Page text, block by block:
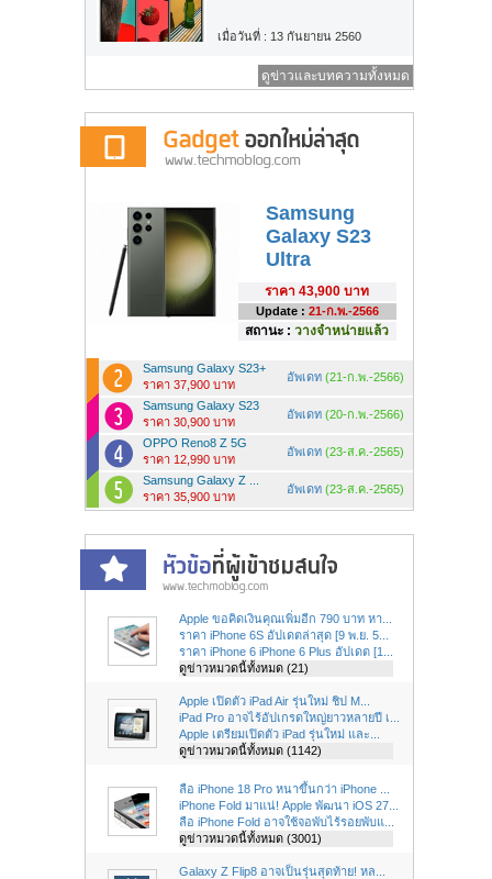
เมื่อวันที่ : 13 กันยายน 2560
ดูข่าวและบทความทั้งหมด
Samsung
Galaxy S23
Ultra
ราคา 43,900 บาท
Update : 21-ก.พ.-2566
สถานะ : วางจำหน่ายแล้ว
Samsung Galaxy S23+
ราคา 37,900 บาท
อัพเดท (21-ก.พ.-2566)
Samsung Galaxy S23
ราคา 30,900 บาท
อัพเดท (20-ก.พ.-2566)
OPPO Reno8 Z 5G
ราคา 12,990 บาท
อัพเดท (23-ส.ค.-2565)
Samsung Galaxy Z ...
ราคา 35,900 บาท
อัพเดท (23-ส.ค.-2565)
Apple ขอคิดเงินคุณเพิ่มอีก 790 บาท หา...
ราคา iPhone 6S อัปเดตล่าสุด [9 พ.ย. 5...
ราคา iPhone 6 iPhone 6 Plus อัปเดต [1...
ดูข่าวหมวดนี้ทั้งหมด (21)
Apple เปิดตัว iPad Air รุ่นใหม่ ชิป M...
iPad Pro อาจไร้อัปเกรดใหญ่ยาวหลายปี เ...
Apple เตรียมเปิดตัว iPad รุ่นใหม่ และ...
ดูข่าวหมวดนี้ทั้งหมด (1142)
ลือ iPhone 18 Pro หนาขึ้นกว่า iPhone ...
iPhone Fold มาแน่! Apple พัฒนา iOS 27...
ลือ iPhone Fold อาจใช้จอพับไร้รอยพับแ...
ดูข่าวหมวดนี้ทั้งหมด (3001)
Galaxy Z Flip8 อาจเป็นรุ่นสุดท้าย! หล...